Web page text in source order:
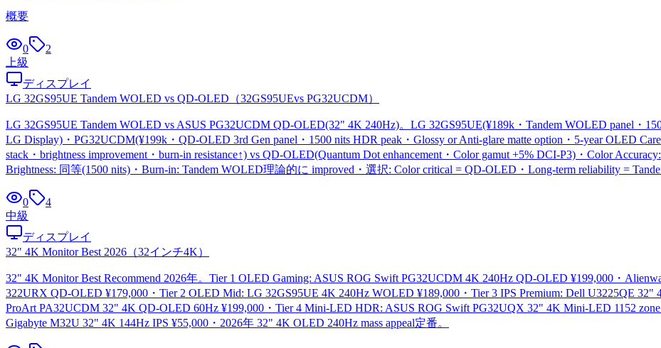
概要
0
2
上級
ディスプレイ
LG 32GS95UE Tandem WOLED vs QD-OLED （32GS95UEvs PG32UCDM）
LG 32GS95UE Tandem WOLED vs ASUS PG32UCDM QD-OLED(32" 4K 240Hz)。LG 32GS95UE(¥189k・Tandem WOLED panel・
LG Display)・PG32UCDM(¥199k・QD-OLED 3rd Gen panel・1500 nits HDR peak・Glossy or Anti-glare matte option・5-year OLED
stack・brightness improvement・burn-in resistance↑) vs QD-OLED(Quantum Dot enhancement・Color gamut +5% DCI-P3)・Color
Brightness: 同等(1500 nits)・Burn-in: Tandem WOLED理論的に improved・選択: Color critical = QD-OLED・Long-term reliability =
0
4
中級
ディスプレイ
32" 4K Monitor Best 2026 （32インチ4K）
32" 4K Monitor Best Recommend 2026年。Tier 1 OLED Gaming: ASUS ROG Swift PG32UCDM 4K 240Hz QD-OLED ¥199,000・
322URX QD-OLED ¥179,000・Tier 2 OLED Mid: LG 32GS95UE 4K 240Hz WOLED ¥189,000・Tier 3 IPS Premium: Dell U3225QE 32"
ProArt PA32UCDM 32" 4K QD-OLED 60Hz ¥199,000・Tier 4 Mini-LED HDR: ASUS ROG Swift PG32UQX 32" 4K Mini-LED 1152
Gigabyte M32U 32" 4K 144Hz IPS ¥55,000・2026年 32" 4K OLED 240Hz mass appeal定番。